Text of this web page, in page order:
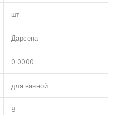
шт
Дарсена
0.0000
для ванной
8